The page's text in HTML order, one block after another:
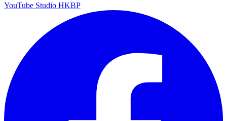
YouTube Studio HKBP